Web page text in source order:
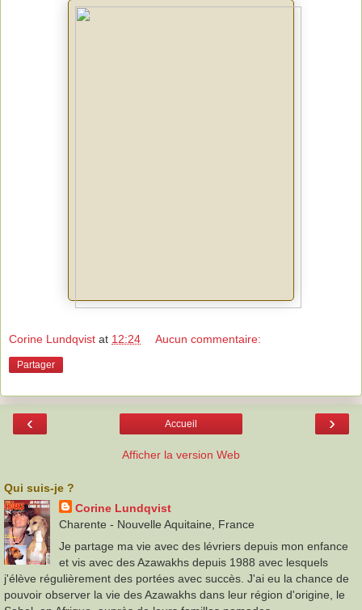
Corine Lundqvist at 12:24 Aucun commentaire:
Partager
‹ ›
Accueil
Afficher la version Web
Qui suis-je ?
Corine Lundqvist
Charente - Nouvelle Aquitaine, France
Je partage ma vie avec des lévriers depuis mon enfance
et vis avec des Azawakhs depuis 1988 avec lesquels
j'élève régulièrement des portées avec succès. J'ai eu la chance de
pouvoir observer la vie des Azawakhs dans leur région d'origine, le